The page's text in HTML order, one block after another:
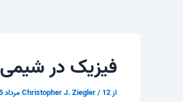
فیزیک در شیمی
از Christopher J. Ziegler/12 مرداد 1405